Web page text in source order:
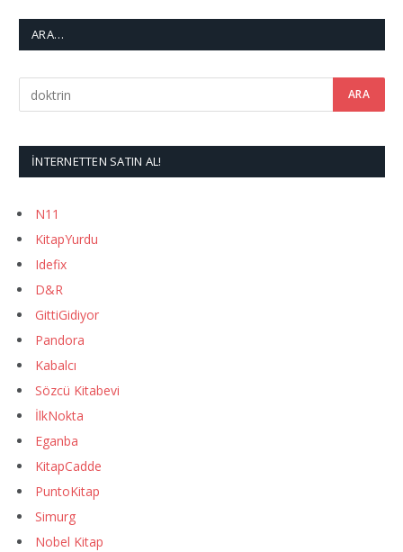
ARA…
İNTERNETTEN SATIN AL!
N11
KitapYurdu
Idefix
D&R
GittiGidiyor
Pandora
Kabalcı
Sözcü Kitabevi
İlkNokta
Eganba
KitapCadde
PuntoKitap
Simurg
Nobel Kitap